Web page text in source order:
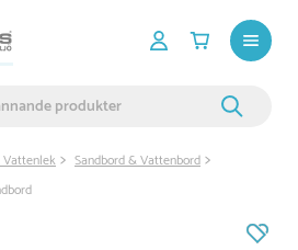
Vattenlek
Sandbord & Vattenbord